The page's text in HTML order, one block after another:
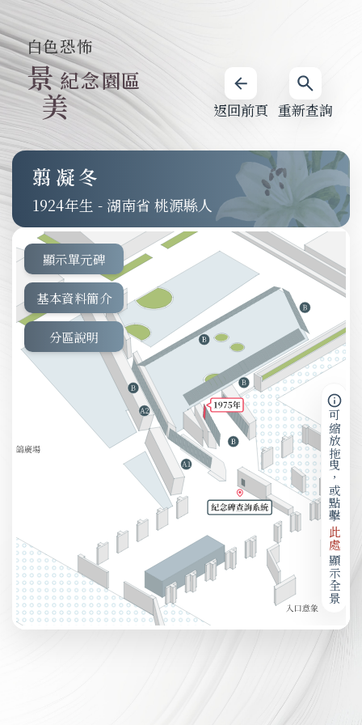
重新查詢
返回前頁
白色恐怖
景
美
紀念園區
翦凝冬
1924 - 湖南省 桃源縣人
顯示單元碑
基本資料簡介
分區說明
可縮放拖曳，或點擊
此處
顯示全景